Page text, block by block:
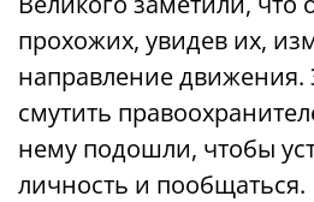
прохожих, увидев их,
направление движения.
смутить
нему подошли, чтобы
личность и пообщаться.